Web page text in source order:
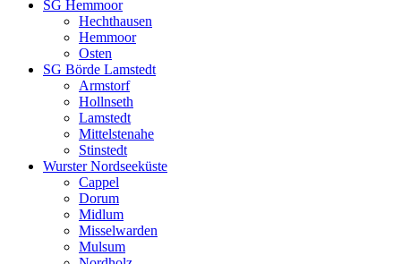
SG Hemmoor
Hechthausen
Hemmoor
Osten
SG Börde Lamstedt
Armstorf
Hollnseth
Lamstedt
Mittelstenahe
Stinstedt
Wurster Nordseeküste
Cappel
Dorum
Midlum
Misselwarden
Mulsum